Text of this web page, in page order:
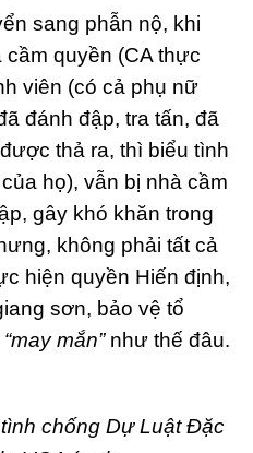
sang phẫn nộ, khi
quyền (CA thực
viên (có cả phụ nữ
đánh đập, tra tấn, đã
thả ra, thì biểu tình
họ), vẫn bị nhà cầm
gây khó khăn trong
không phải tất cả
hiện quyền Hiến định,
sơn, bảo vệ tổ
“may mắn”như thế đâu.
chống Dự Luật Đặc